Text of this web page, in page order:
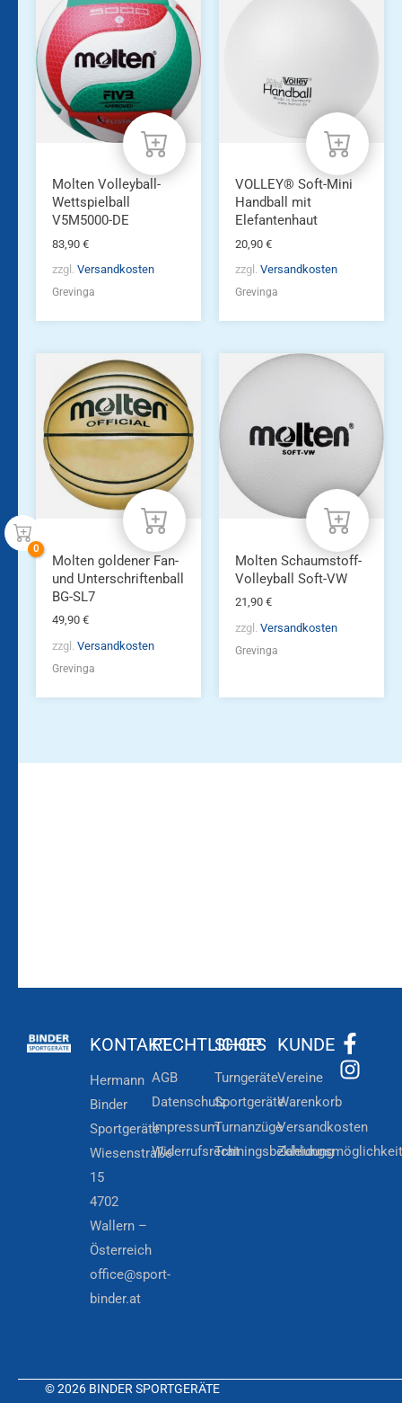
Molten Volleyball-
Wettspielball
V5M5000-DE
83,90 €
zzgl. Versandkosten
Grevinga
VOLLEY® Soft-Mini
Handball mit
Elefantenhaut
20,90 €
zzgl. Versandkosten
Grevinga
Molten goldener Fan-
und Unterschriftenball
BG-SL7
49,90 €
zzgl. Versandkosten
Grevinga
Molten Schaumstoff-
Volleyball Soft-VW
21,90 €
zzgl. Versandkosten
Grevinga
KONTAKT
Hermann
Binder
Sportgeräte
Wiesenstraße
15
4702
Wallern –
Österreich
office@sport-
binder.at
RECHTLICHES
AGB
Datenschutz
Impressum
Widerrufsrecht
SHOP
Turngeräte
Sportgeräte
Turnanzüge
Trainingsbekleidung
KUNDE
Vereine
Warenkorb
Versandkosten
© 2026 BINDER SPORTGERÄTE